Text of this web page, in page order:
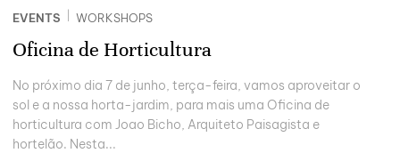
EVENTS WORKSHOPS
Oficina de Horticultura
No próximo dia 7 de junho, terça-feira, vamos aproveitar o
sol e a nossa horta-jardim, para mais uma Oficina de
horticultura com Joao Bicho, Arquiteto Paisagista e
hortelão. Nesta...